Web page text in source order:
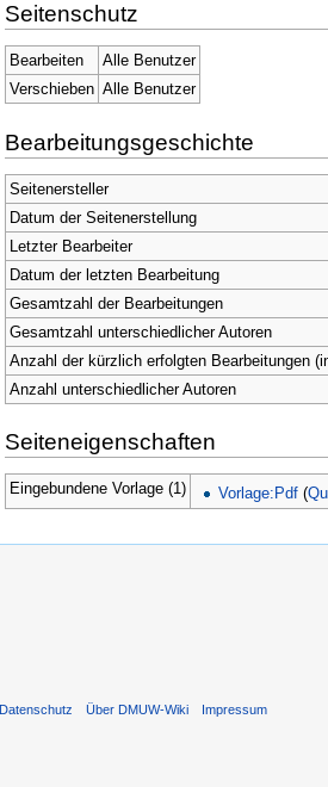
Seitenschutz
Bearbeiten
Alle Benutzer
Verschieben Alle Benutzer
Bearbeitungsgeschichte
Seitenersteller
Datum der Seitenerstellung
Letzter Bearbeiter
Datum der letzten Bearbeitung
Gesamtzahl der Bearbeitungen
Gesamtzahl unterschiedlicher Autoren
Anzahl der kürzlich erfolgten Bearbeitungen
Anzahl unterschiedlicher Autoren
Seiteneigenschaften
Eingebundene Vorlage (1) Vorlage:Pdf (
Datenschutz Über DMUW-Wiki Impressum